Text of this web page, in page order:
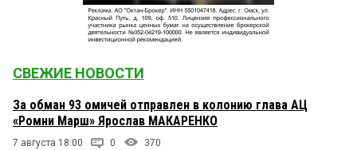
СВЕЖИЕ НОВОСТИ
За обман 93 омичей отправлен в колонию глава АЦ
«Ромни Марш» Ярослав МАКАРЕНКО
7 августа 18:00 0 370